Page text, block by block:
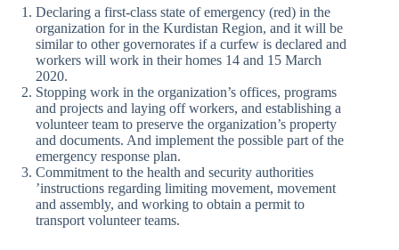
Declaring a first-class state of emergency (red) in the
organization for in the Kurdistan Region, and it will be
similar to other governorates if a curfew is declared and
workers will work in their homes 14 and 15 March
2020.
Stopping work in the organization’s offices, programs
and projects and laying off workers, and establishing a
volunteer team to preserve the organization’s property
and documents. And implement the possible part of the
emergency response plan.
Commitment to the health and security authorities
’instructions regarding limiting movement, movement
and assembly, and working to obtain a permit to
transport volunteer teams.